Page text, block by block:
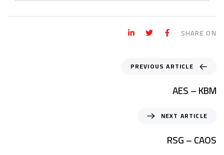
SHARE ON
PREVIOUS ARTICLE
AES – KBM
NEXT ARTICLE
RSG – CAOS